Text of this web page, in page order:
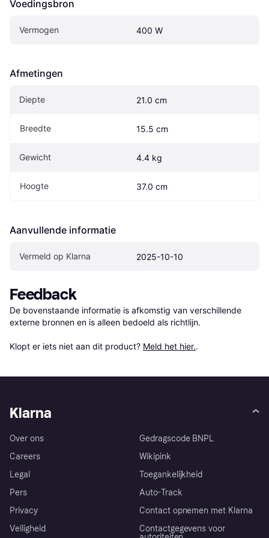
Voedingsbron
Vermogen 400 W
Afmetingen
Diepte 21.0 cm
Breedte 15.5 cm
Gewicht 4.4 kg
Hoogte 37.0 cm
Aanvullende informatie
Vermeld op Klarna 2025-10-10
Feedback
De bovenstaande informatie is afkomstig van verschillende
externe bronnen en is alleen bedoeld als richtlijn.
Klopt er iets niet aan dit product? Meld het hier..
Klarna
Over ons
Careers
Legal
Pers
Privacy
Veiligheid
Gedragscode BNPL
Wikipink
Toegankelijkheid
Auto-Track
Contact opnemen met Klarna
Contactgegevens voor